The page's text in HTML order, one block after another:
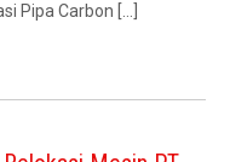
Pipa Carbon […]